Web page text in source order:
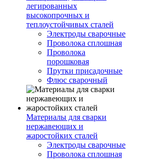
легированных
высокопрочных и
теплоустойчивых сталей
Электроды сварочные
Проволока сплошная
Проволока
порошковая
Прутки присадочные
Флюс сварочный
Материалы для сварки
нержавеющих и
жаростойких сталей
Электроды сварочные
Проволока сплошная